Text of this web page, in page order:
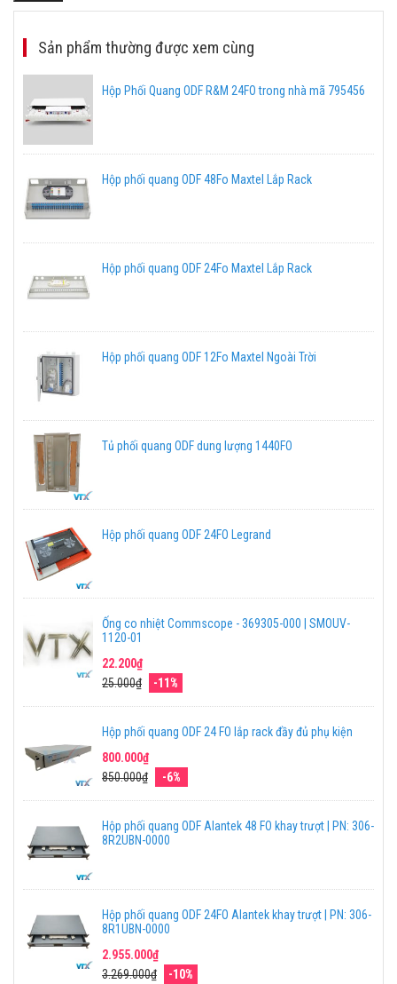
Sản phẩm thường được xem cùng
Hộp Phối Quang ODF R&M 24FO trong nhà mã 795456
Hộp phối quang ODF 48Fo Maxtel Lắp Rack
Hộp phối quang ODF 24Fo Maxtel Lắp Rack
Hộp phối quang ODF 12Fo Maxtel Ngoài Trời
Tủ phối quang ODF dung lượng 1440FO
Hộp phối quang ODF 24FO Legrand
Ống co nhiệt Commscope - 369305-000 | SMOUV-
1120-01
22.200₫
25.000₫
-11%
Hộp phối quang ODF 24 FO lắp rack đầy đủ phụ kiện
800.000₫
850.000₫
-6%
Hộp phối quang ODF Alantek 48 FO khay trượt | PN: 306-
8R2UBN-0000
Hộp phối quang ODF 24FO Alantek khay trượt | PN: 306-
8R1UBN-0000
2.955.000₫
3.269.000₫
-10%